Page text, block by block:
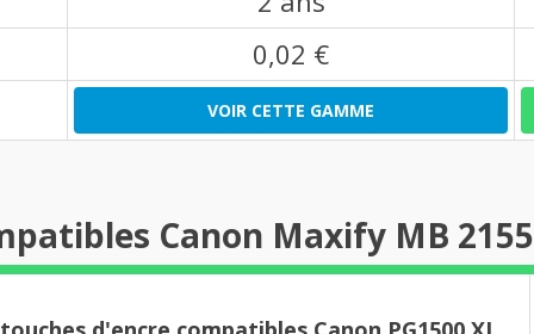
0,02 €
VOIR CETTE GAMME
Canon Maxify MB 2155